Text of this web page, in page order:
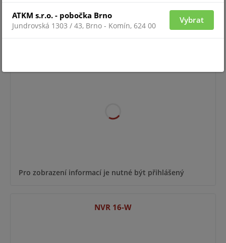
Pro zobrazení informací je nutné být přihlášený
NVR 16-B
Pro zobrazení informací je nutné být přihlášený
NVR 16-W
ATKM s.r.o. - pobočka Brno
Jundrovská 1303 / 43, Brno - Komín, 624 00
Vybrat